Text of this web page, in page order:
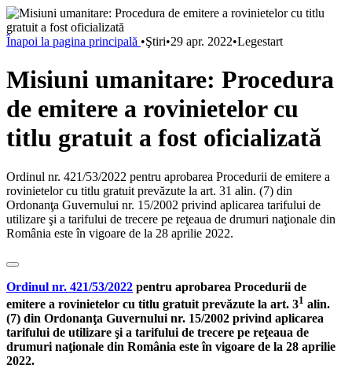
Înapoi la pagina principală •Ştiri•29 apr. 2022•Legestart
Misiuni umanitare: Procedura
de emitere a rovinietelor cu
titlu gratuit a fost oficializată
Ordinul nr. 421/53/2022 pentru aprobarea Procedurii de emitere a
rovinietelor cu titlu gratuit prevăzute la art. 31 alin. (7) din
Ordonanţa Guvernului nr. 15/2002 privind aplicarea tarifului de
utilizare şi a tarifului de trecere pe reţeaua de drumuri naţionale din
România este în vigoare de la 28 aprilie 2022.
Ordinul nr. 421/53/2022 pentru aprobarea Procedurii de
emitere a rovinietelor cu titlu gratuit prevăzute la art. 31 alin.
(7) din Ordonanţa Guvernului nr. 15/2002 privind aplicarea
tarifului de utilizare şi a tarifului de trecere pe reţeaua de
drumuri naţionale din România este în vigoare de la 28 aprilie
2022.